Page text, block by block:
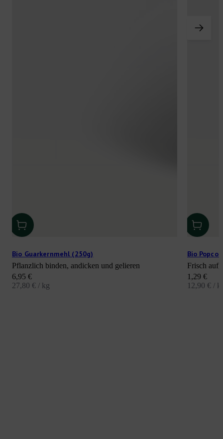
Bio Guarkernmehl (250g)
Pflanzlich binden, andicken und gelieren
Angebot
6,95 €
27,80 € / kg
Bio
Frisch
Angebot
1,29 €
12,90 € /